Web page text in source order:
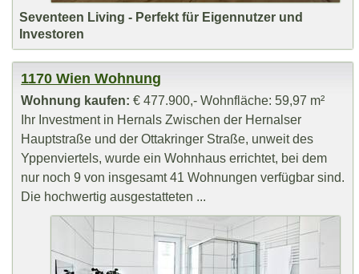
Seventeen Living - Perfekt für Eigennutzer und
Investoren
1170 Wien Wohnung
Wohnung kaufen: € 477.900,- Wohnfläche: 59,97 m²
Ihr Investment in Hernals Zwischen der Hernalser
Hauptstraße und der Ottakringer Straße, unweit des
Yppenviertels, wurde ein Wohnhaus errichtet, bei dem
nur noch 9 von insgesamt 41 Wohnungen verfügbar sind.
Die hochwertig ausgestatteten ...